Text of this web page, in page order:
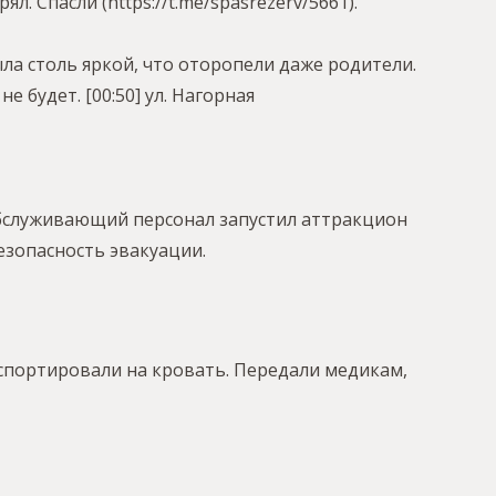
столь яркой, что оторопели даже родители.
будет. [00:50] ул. Нагорная
персонал запустил аттракцион
эвакуации.
на кровать. Передали медикам,